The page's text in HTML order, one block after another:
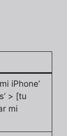
iPhone’
> [tu
mi